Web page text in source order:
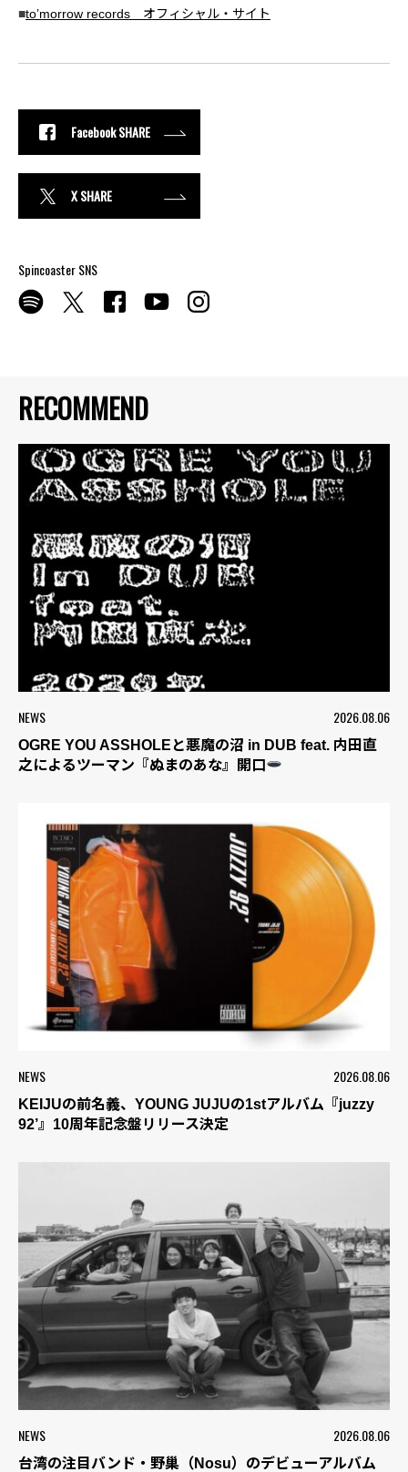
RECOMMEND
NEWS 2026.08.06
OGRE YOU ASSHOLEと悪魔の沼 in DUB feat. 内田直
之によるツーマン『ぬまのあな』開口
NEWS 2026.08.06
KEIJUの前名義、YOUNG JUJUの1stアルバム『juzzy
92’』10周年記念盤リリース決定
NEWS 2026.08.06
台湾の注目バンド・野巢（Nosu）のデビューアルバム
■toʼmorrow records オフィシャル・サイト
Facebook SHARE
X SHARE
Spincoaster SNS